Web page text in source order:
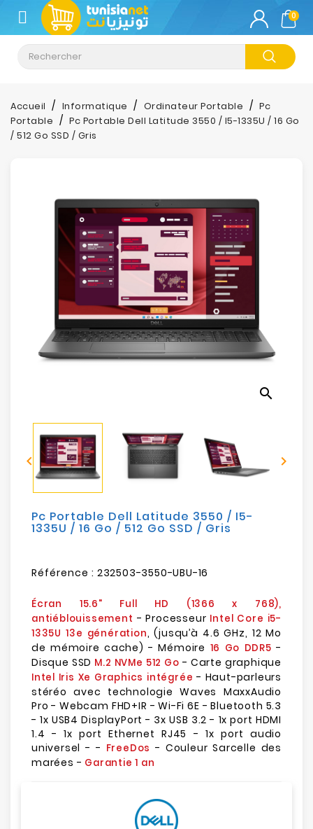
CATÉGORIE
Climatisation
Informatique
Téléphonie
Impression
Stockage
Electroménager
Bureautique
Sécurité
Mobilités
Loisirs
0
Accueil Informatique Ordinateur Portable
Pc
Portable
Pc Portable Dell Latitude 3550 / I5-1335U / 16 Go
/ 512 Go SSD / Gris
search
 
Pc Portable Dell Latitude 3550 / I5-
1335U / 16 Go / 512 Go SSD / Gris
Référence : 232503-3550-UBU-16
Écran 15.6" Full HD (1366 x 768),
antiéblouissement - Processeur Intel Core i5-
1335U 13e génération, (jusqu’à 4.6 GHz, 12 Mo
de mémoire cache) - Mémoire 16 Go DDR5 -
Disque SSD M.2 NVMe 512 Go - Carte graphique
Intel Iris Xe Graphics intégrée - Haut-parleurs
stéréo avec technologie Waves MaxxAudio
Pro - Webcam FHD+IR - Wi-Fi 6E - Bluetooth 5.3
- 1x USB4 DisplayPort - 3x USB 3.2 - 1x port HDMI
1.4 - 1x port Ethernet RJ45 - 1x port audio
universel - - FreeDos - Couleur Sarcelle des
marées - Garantie 1 an